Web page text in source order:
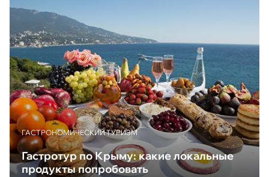
ГАСТРОНОМИЧЕСКИЙ ТУРИЗМ
Гастротур по Крыму: какие локальные
продукты попробовать